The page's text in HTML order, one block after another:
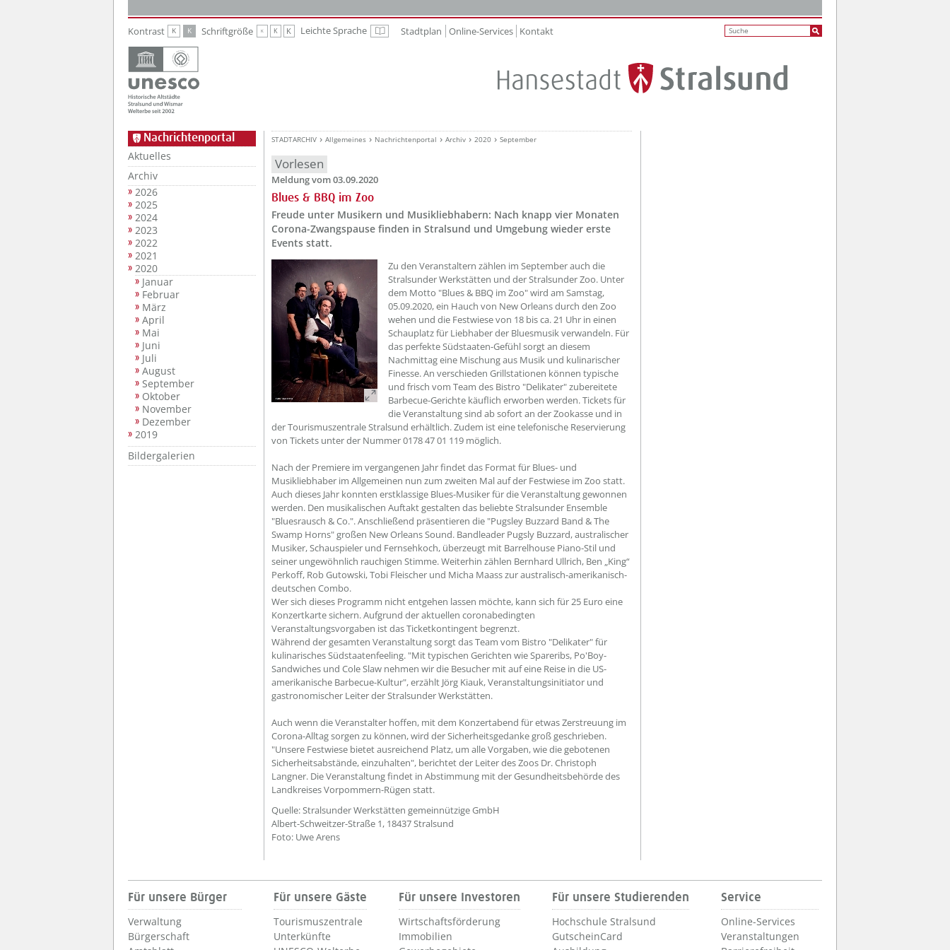
Kontrast K K Schriftgröße K K K Leichte Sprache Leichte Sprache
Stadtplan Online-Services Kontakt
Nachrichtenportal
Aktuelles
Archiv
2026
2025
2024
2023
2022
2021
2020
Januar
Februar
März
April
Mai
Juni
Juli
August
September
Oktober
November
Dezember
2019
Bildergalerien
STADTARCHIV Allgemeines Nachrichtenportal Archiv 2020 September
Vorlesen
Meldung vom 03.09.2020
Blues & BBQ im Zoo
Freude unter Musikern und Musikliebhabern: Nach knapp vier Monaten
Corona-Zwangspause finden in Stralsund und Umgebung wieder erste
Events statt.
Zu den Veranstaltern zählen im September auch die
Stralsunder Werkstätten und der Stralsunder Zoo. Unter
dem Motto "Blues & BBQ im Zoo" wird am Samstag,
05.09.2020, ein Hauch von New Orleans durch den Zoo
wehen und die Festwiese von 18 bis ca. 21 Uhr in einen
Schauplatz für Liebhaber der Bluesmusik verwandeln. Für
das perfekte Südstaaten-Gefühl sorgt an diesem
Nachmittag eine Mischung aus Musik und kulinarischer
Finesse. An verschieden Grillstationen können typische
und frisch vom Team des Bistro "Delikater" zubereitete
Barbecue-Gerichte käuflich erworben werden. Tickets für
die Veranstaltung sind ab sofort an der Zookasse und in
der Tourismuszentrale Stralsund erhältlich. Zudem ist eine telefonische Reservierung
von Tickets unter der Nummer 0178 47 01 119 möglich.
Nach der Premiere im vergangenen Jahr findet das Format für Blues- und
Musikliebhaber im Allgemeinen nun zum zweiten Mal auf der Festwiese im Zoo statt.
Auch dieses Jahr konnten erstklassige Blues-Musiker für die Veranstaltung gewonnen
werden. Den musikalischen Auftakt gestalten das beliebte Stralsunder Ensemble
"Bluesrausch & Co.". Anschließend präsentieren die "Pugsley Buzzard Band & The
Swamp Horns" großen New Orleans Sound. Bandleader Pugsly Buzzard, australischer
Musiker, Schauspieler und Fernsehkoch, überzeugt mit Barrelhouse Piano-Stil und
seiner ungewöhnlich rauchigen Stimme. Weiterhin zählen Bernhard Ullrich, Ben „King“
Perkoff, Rob Gutowski, Tobi Fleischer und Micha Maass zur australisch-amerikanisch-
deutschen Combo.
Wer sich dieses Programm nicht entgehen lassen möchte, kann sich für 25 Euro eine
Konzertkarte sichern. Aufgrund der aktuellen coronabedingten
Veranstaltungsvorgaben ist das Ticketkontingent begrenzt.
Während der gesamten Veranstaltung sorgt das Team vom Bistro "Delikater" für
kulinarisches Südstaatenfeeling. "Mit typischen Gerichten wie Spareribs, Po'Boy-
Sandwiches und Cole Slaw nehmen wir die Besucher mit auf eine Reise in die US-
amerikanische Barbecue-Kultur", erzählt Jörg Kiauk, Veranstaltungsinitiator und
gastronomischer Leiter der Stralsunder Werkstätten.
Auch wenn die Veranstalter hoffen, mit dem Konzertabend für etwas Zerstreuung im
Corona-Alltag sorgen zu können, wird der Sicherheitsgedanke groß geschrieben.
"Unsere Festwiese bietet ausreichend Platz, um alle Vorgaben, wie die gebotenen
Sicherheitsabstände, einzuhalten", berichtet der Leiter des Zoos Dr. Christoph
Langner. Die Veranstaltung findet in Abstimmung mit der Gesundheitsbehörde des
Landkreises Vorpommern-Rügen statt.
Quelle: Stralsunder Werkstätten gemeinnützige GmbH
Albert-Schweitzer-Straße 1, 18437 Stralsund
Foto: Uwe Arens
Für unsere Bürger
Verwaltung
Bürgerschaft
Für unsere Gäste
Tourismuszentrale
Unterkünfte
Für unsere Investoren
Wirtschaftsförderung
Immobilien
Für unsere Studierenden
Hochschule Stralsund
GutscheinCard
Service
Online-Services
Veranstaltungen